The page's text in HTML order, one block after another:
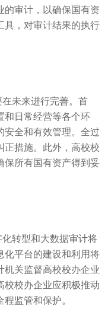
的审计，以确保国有资
具，对审计结果的执行
未来进行完善。首
和日常经营等各个环
安全和有效管理。全过
正措施。此外，高校校
保所有国有资产得到妥
转型和大数据审计将
化平台的建设和利用将
机关监督高校校办企业
校校办企业应积极推动
监管和保护。